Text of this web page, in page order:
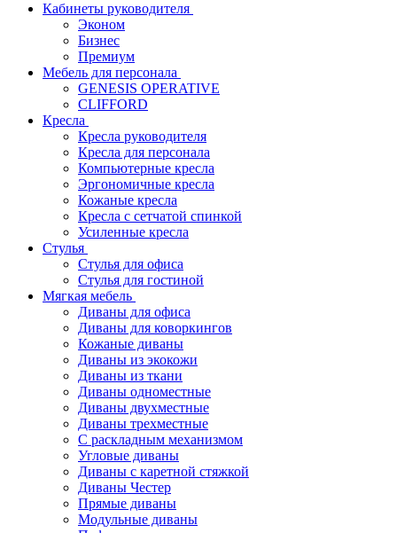
Кабинеты руководителя
Эконом
Бизнес
Премиум
Мебель для персонала
GENESIS OPERATIVE
CLIFFORD
Кресла
Кресла руководителя
Кресла для персонала
Компьютерные кресла
Эргономичные кресла
Кожаные кресла
Кресла с сетчатой спинкой
Усиленные кресла
Стулья
Стулья для офиса
Стулья для гостиной
Мягкая мебель
Диваны для офиса
Диваны для коворкингов
Кожаные диваны
Диваны из экокожи
Диваны из ткани
Диваны одноместные
Диваны двухместные
Диваны трехместные
С раскладным механизмом
Угловые диваны
Диваны с каретной стяжкой
Диваны Честер
Прямые диваны
Модульные диваны